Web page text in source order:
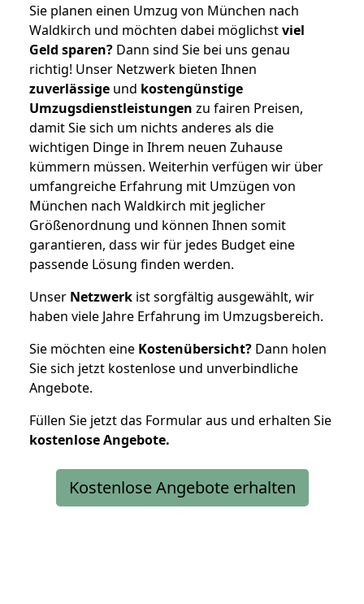
Sie planen einen Umzug von München nach
Waldkirch und möchten dabei möglichstviel
Geld sparen? Dann sind Sie bei uns genau
richtig! Unser Netzwerk bieten Ihnen
zuverlässige und kostengünstige
Umzugsdienstleistungen zu fairen Preisen,
damit Sie sich um nichts anderes als die
wichtigen Dinge in Ihrem neuen Zuhause
kümmern müssen. Weiterhin verfügen wir über
umfangreiche Erfahrung mit Umzügen von
München nach Waldkirch mit jeglicher
Größenordnung und können Ihnen somit
garantieren, dass wir für jedes Budget eine
passende Lösung finden werden.
Unser Netzwerk ist sorgfältig ausgewählt, wir
haben viele Jahre Erfahrung im Umzugsbereich.
Sie möchten eine Kostenübersicht? Dann holen
Sie sich jetzt kostenlose und unverbindliche
Angebote.
Füllen Sie jetzt das Formular aus und erhalten Sie
kostenloseAngebote.
Kostenlose Angebote erhalten